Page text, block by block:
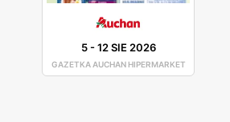
Auchan gazetki
„Jesteśmy tu dla Ciebie” to
kilkadziesiąt stron. W jednej z
5-12 SIE 2026
GAZETKA AUCHAN HIPERMARKET